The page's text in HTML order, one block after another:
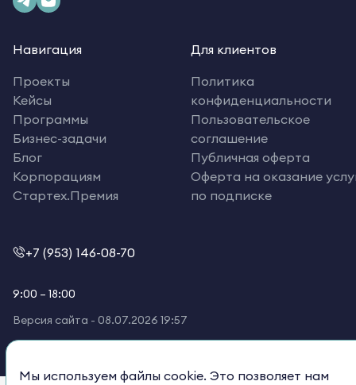
Навигация
Проекты
Кейсы
Программы
Бизнес-задачи
Блог
Корпорациям
Стартех.Премия
Для клиентов
Политика
конфиденциальности
Пользовательское
соглашение
Публичная оферта
Оферта на оказание
по подписке
+7 (953) 146-08-70
9:00 – 18:00
Версия сайта - 08.07.2026 19:57
Мы используем файлы cookie. Это позволяет нам